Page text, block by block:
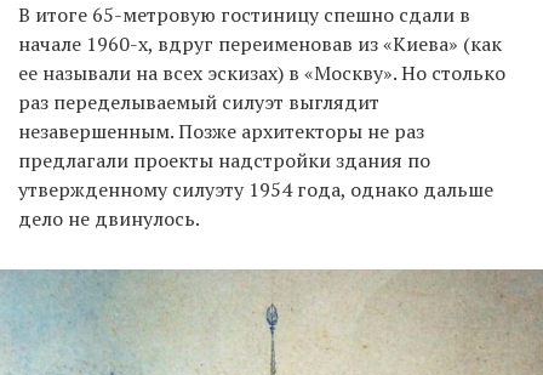
В итоге 65-метровую гостиницу спешно сдали в
начале 1960-х, вдруг переименовав из «Киева» (как
ее называли на всех эскизах) в «Москву». Но столько
раз переделываемый силуэт выглядит
незавершенным. Позже архитекторы не раз
предлагали проекты надстройки здания по
утвержденному силуэту 1954 года, однако дальше
дело не двинулось.